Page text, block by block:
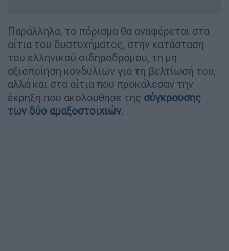
Παράλληλα, το πόρισμα θα αναφέρεται στα
αίτια του δυστυχήματος, στην κατάσταση
του ελληνικού σιδηροδρόμου, τη μη
αξιοποίηση κονδυλίων για τη βελτίωσή του,
αλλά και στα αίτια που προκάλεσαν την
έκρηξη που ακολούθησε της σύγκρουσης
των δύο αμαξοστοιχιών.